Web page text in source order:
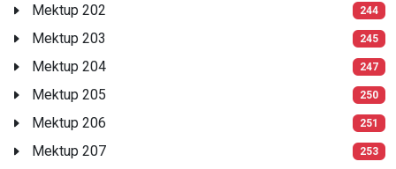
Mektup 202 244
Mektup 203 245
Mektup 204 247
Mektup 205 250
Mektup 206 251
Mektup 207 253